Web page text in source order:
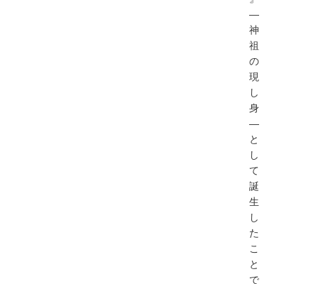
―
神
祖
の
現
し
⾝
―
と
し
て
誕
⽣
し
た
こ
と
で